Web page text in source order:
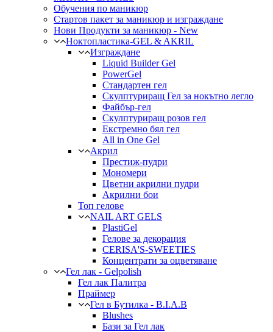
Обучения по маникюр
Стартов пакет за маникюр и изграждане
Нови Продукти за маникюр - New
Ноктопластика-GEL & AKRIL
Изграждане
Liquid Builder Gel
PowerGel
Стандартен гел
Скулптуриращ Гел за нокътно легло
Файбър-гел
Скулптуриращ розов гел
Екстремно бял гел
All in One Gel
Акрил
Престиж-пудри
Мономери
Цветни акрилни пудри
Акрилни бои
Топ гелове
NAIL ART GELS
PlastiGel
Гелове за декорация
CERISA'S-SWEETIES
Концентрати за оцветяване
Гел лак - Gelpolish
Гел лак Палитра
Праймер
Гел в Бутилка - B.I.A.B
Blushes
Бази за Гел лак